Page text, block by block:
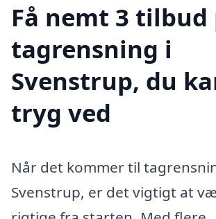
Få nemt 3 tilbud
tagrensning i
Svenstrup, du
tryg ved
Når det kommer til
Svenstrup, er det vigtigt at